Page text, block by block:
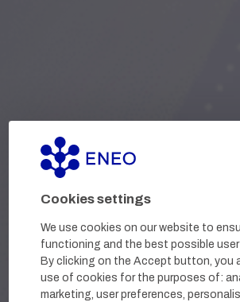
Cookies settings
We use cookies on our website to
functioning and the best possible user
By clicking on the Accept button, you
use of cookies for the purposes of:
marketing, user preferences,
Together is
Mindig új lehetőségeket keresünk.
szenvedélyt és vágyat adunk
megoldásokat hozzunk a betegek
kiemelkednek többek között. Büszkék
termékeink kivívták a vásárlók és a